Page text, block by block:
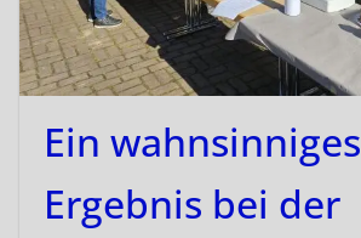
Ein wahnsinniges
Ergebnis bei der